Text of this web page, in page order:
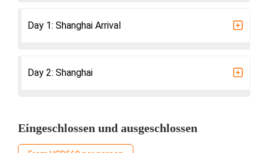
Day 1: Shanghai Arrival
Day 2: Shanghai
Eingeschlossen und ausgeschlossen